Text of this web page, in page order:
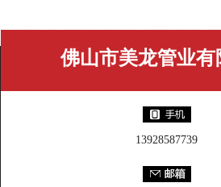
佛山市美龙管业有
13928587739